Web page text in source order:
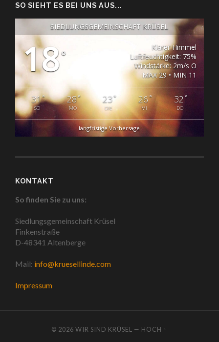
SO SIEHT ES BEI UNS AUS...
SIEDLUNGSGEMEINSCHAFT KRÜSEL
18°
Klarer Himmel
Luftfeuchtigkeit: 75%
Windstärke: 2m/s O
MAX 29 • MIN 11
31°
SO
28°
MO
23°
DIE
26°
MI
32 °
DO
langfristige Vorhersage
KONTAKT
So finden Sie zu uns:
Siedlungsgemeinschaft Krüsel
Finkenstraße
D-48341 Altenberge
Mail: info@kruesellinde.com
Impressum
© 2026WIR SIND KRÜSEL — HOCH ↑